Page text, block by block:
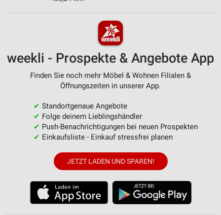
weekli - Prospekte & Angebote App
Finden Sie noch mehr Möbel & Wohnen Filialen &
Öffnungszeiten in unserer App.
✔ Standortgenaue Angebote
✔ Folge deinem Lieblingshändler
✔ Push-Benachrichtigungen bei neuen Prospekten
✔ Einkaufsliste - Einkauf stressfrei planen
JETZT LADEN UND SPAREN!